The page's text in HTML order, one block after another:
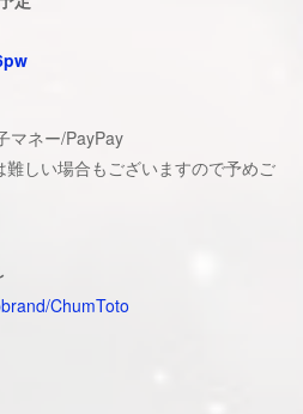
マネー/PayPay
しい場合もございますので予めご
ChumToto